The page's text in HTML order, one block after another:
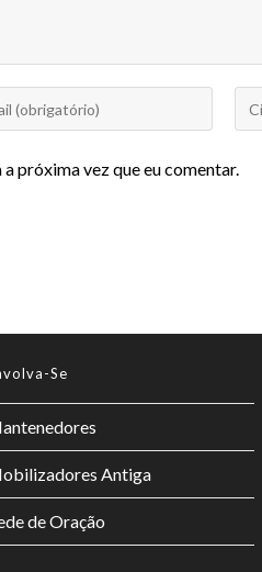
próxima vez que eu comentar.
Se
Antiga
de Oração